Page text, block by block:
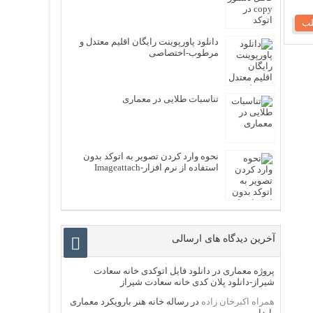
دانلود پاورپوینت رایگان اقلیم معتدل و
مرطوب-اختصاصی
تناسبات طلایی در معماری
نحوه وارد کردن تصویر به اتوکد بدون
استفاده از نرم افزار-Imageattach
آخرین دیدگاه های ارسالی
پروژه معماری در دانلود فایل اتوکدی خانه سعادت
شیراز-دانلود پلان کدی خانه سعادت شیراز
همراه اکبرخان زاده دررساله خانه هنر بارویکرد معماری